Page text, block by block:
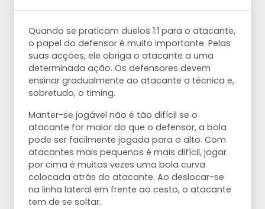
Quando se praticam duelos 1:1 para o atacante,
o papel do defensor é muito importante. Pelas
suas acções, ele obriga o atacante a uma
determinada ação. Os defensores devem
ensinar gradualmente ao atacante a técnica e,
sobretudo, o timing.
Manter-se jogável não é tão difícil se o
atacante for maior do que o defensor, a bola
pode ser facilmente jogada para o alto. Com
atacantes mais pequenos é mais difícil, jogar
por cima é muitas vezes uma bola curva
colocada atrás do atacante. Ao deslocar-se
na linha lateral em frente ao cesto, o atacante
tem de se soltar.